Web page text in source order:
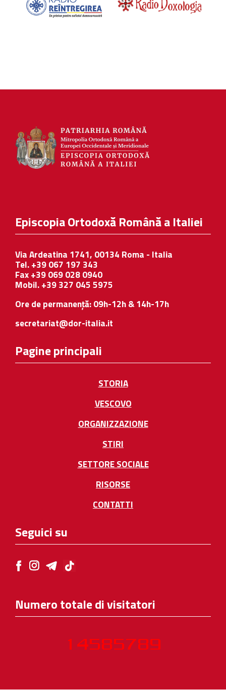
Episcopia Ortodoxă Română a Italiei
Via Ardeatina 1741, 00134 Roma - Italia
Tel. +39 067 197 343
Fax +39 069 028 0940
Mobil. +39 327 045 5975
Ore de permanență: 09h-12h & 14h-17h
secretariat@dor-italia.it
Pagine principali
STORIA
VESCOVO
ORGANIZZAZIONE
STIRI
SETTORE SOCIALE
RISORSE
CONTATTI
Seguici su
Numero totale di visitatori